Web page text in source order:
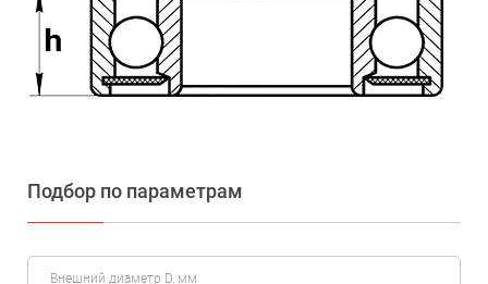
Подбор по параметрам